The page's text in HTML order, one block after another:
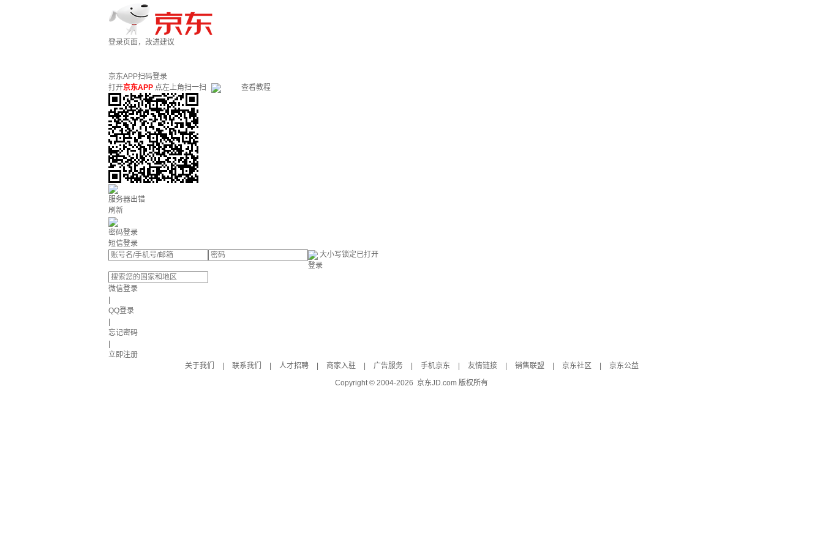
登录页面，改进建议
京东APP扫码登录
打开京东APP 点左上角扫一扫 查看教程
服务器出错
刷新
密码登录
短信登录
大小写锁定已打开
登录
微信登录
QQ登录
忘记密码
立即注册
关于我们
联系我们 人才招聘 商家入驻 广告服务 手机京东 友情链接 销售联盟 京东社区
京东公益
Copyright © 2004-2026 京东JD.com 版权所有